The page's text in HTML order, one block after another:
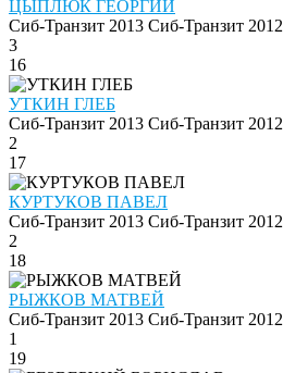
ЦЫПЛЮК ГЕОРГИЙ
Сиб-Транзит 2013 Сиб-Транзит 2012
3
16
УТКИН ГЛЕБ
Сиб-Транзит 2013 Сиб-Транзит 2012
2
17
КУРТУКОВ ПАВЕЛ
Сиб-Транзит 2013 Сиб-Транзит 2012
2
18
РЫЖКОВ МАТВЕЙ
Сиб-Транзит 2013 Сиб-Транзит 2012
1
19